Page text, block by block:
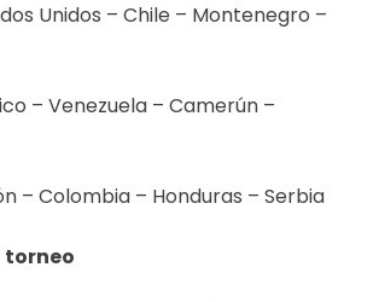
Unidos – Chile – Montenegro –
– Venezuela – Camerún –
– Colombia – Honduras – Serbia
torneo